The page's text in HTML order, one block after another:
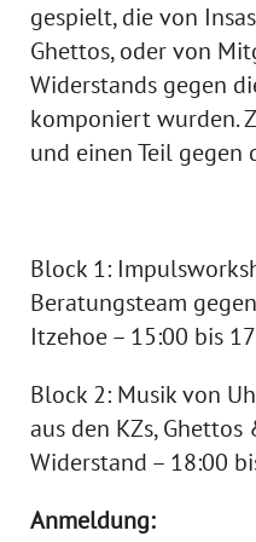
gespielt, die von
Ghettos, oder von
Widerstands gegen
komponiert wurden.
und einen Teil gegen
Block 1:
Beratungsteam
Itzehoe – 15:00 bis
Block 2: Musik von
aus den KZs,
Widerstand – 18:00
Anmeldung: